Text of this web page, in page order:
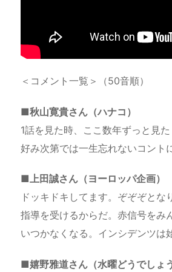
＜コメント一覧＞（50音順）
■秋山寛貴さん（ハナコ）
1話を見た時、ここ数年ずっと見
好み次第では一生忘れないコント
■上田誠さん（ヨーロッパ企画）
ドッキドキしてます。ぞぞぞと
指導を受けるからだ。赤信号をみ
いつかなくなる。インシデンツは
■嬉野雅道さん（水曜どうでしょ